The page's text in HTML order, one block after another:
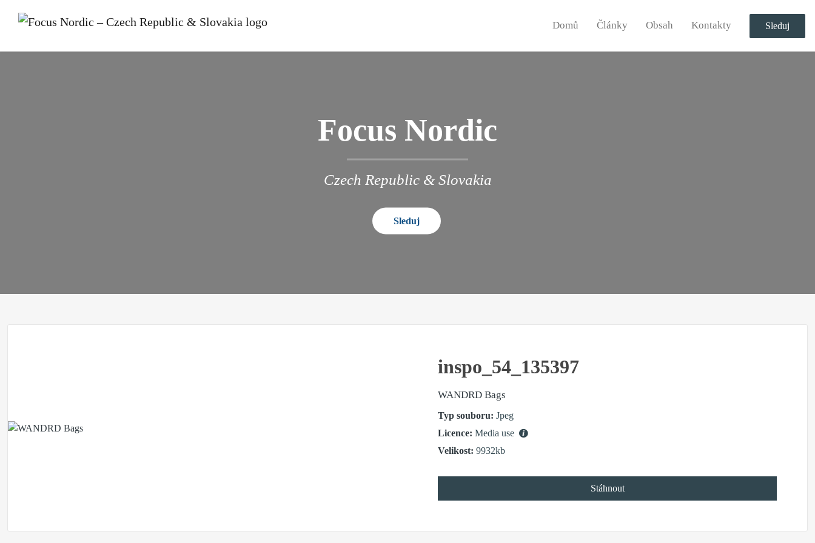
Domů Články Obsah Kontakty Sleduj
Focus Nordic
Czech Republic & Slovakia
Sleduj
inspo_54_135397
WANDRD Bags
Typ souboru: Jpeg
Licence: Media use
Velikost: 9932kb
Stáhnout